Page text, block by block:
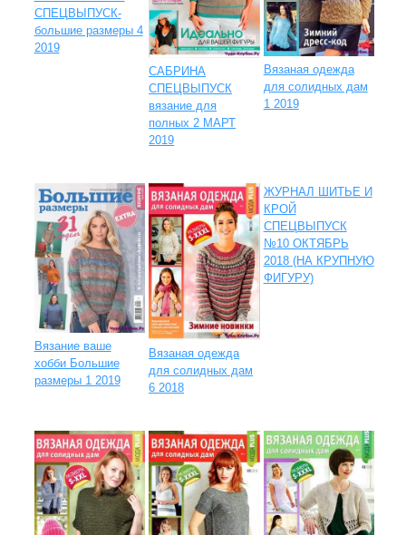
СПЕЦВЫПУСК-
большие размеры 4
2019
САБРИНА
СПЕЦВЫПУСК
вязание для
полных 2 МАРТ
2019
Вязаная одежда
для солидных дам
1 2019
Вязание ваше
хобби Большие
размеры 1 2019
Вязаная одежда
для солидных дам
6 2018
ЖУРНАЛ ШИТЬЕ И
КРОЙ
СПЕЦВЫПУСК
№10 ОКТЯБРЬ
2018 (НА КРУПНУЮ
ФИГУРУ)